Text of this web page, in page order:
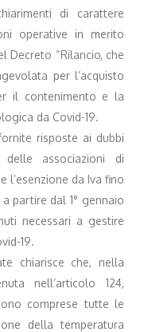
di carattere
operative in merito
Decreto “Rilancio, che
per l’acquisto
il contenimento e la
da Covid-19.
risposte ai dubbi
associazioni di
l’esenzione da Iva fino
partire dal 1° gennaio
necessari a gestire
19.
chiarisce che, nella
nell’articolo 124,
comprese tutte le
della temperatura